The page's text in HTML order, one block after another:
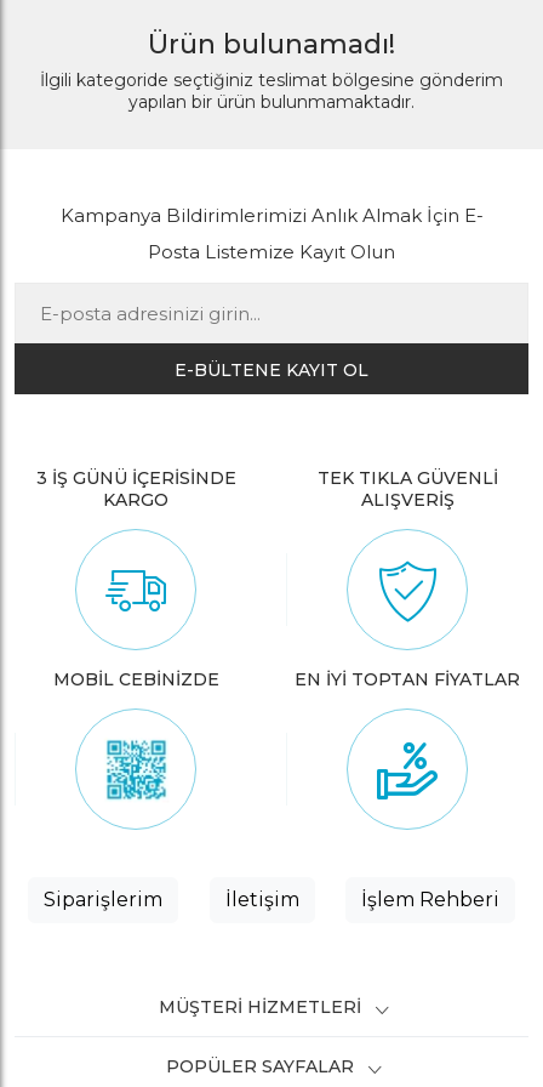
Ürün bulunamadı!
İlgili kategoride seçtiğiniz teslimat bölgesine gönderim
yapılan bir ürün bulunmamaktadır.
Kampanya Bildirimlerimizi Anlık Almak İçin E-
Posta Listemize Kayıt Olun
E-BÜLTENE KAYIT OL
3 İŞ GÜNÜ İÇERİSİNDE
KARGO
TEK TIKLA GÜVENLİ
ALIŞVERİŞ
MOBİL CEBİNİZDE EN İYİ TOPTAN FİYATLAR
Siparişlerim İletişim İşlem Rehberi
MÜŞTERI HIZMETLERI
POPÜLER SAYFALAR